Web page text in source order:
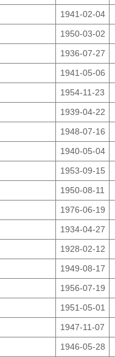
1941-02-04
1950-03-02
1936-07-27
1941-05-06
1954-11-23
1939-04-22
1948-07-16
1940-05-04
1953-09-15
1950-08-11
1976-06-19
1934-04-27
1928-02-12
1949-08-17
1956-07-19
1951-05-01
1947-11-07
1946-05-28